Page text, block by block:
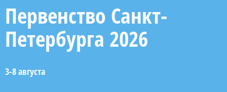
Первенство Санкт-
Петербурга 2026
3-8 августа